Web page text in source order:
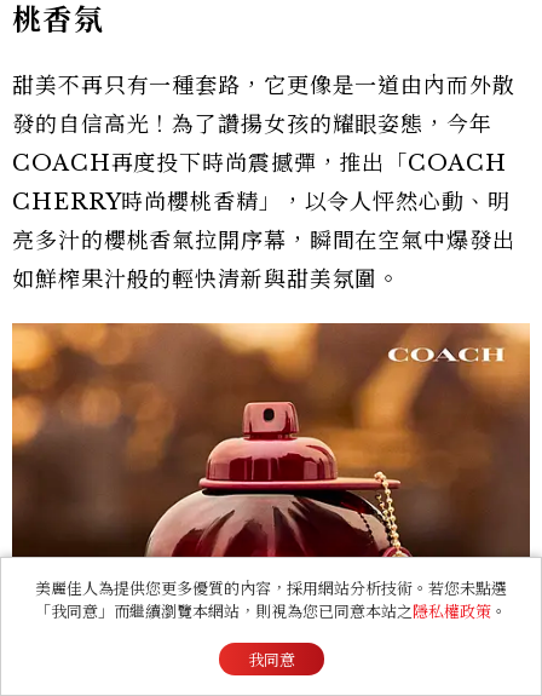
桃香氛
甜美不再只有一種套路，它更像是一道由內而外散
發的自信高光！為了讚揚女孩的耀眼姿態，今年
COACH再度投下時尚震撼彈，推出「COACH
CHERRY時尚櫻桃香精」，以令人怦然心動、明
亮多汁的櫻桃香氣拉開序幕，瞬間在空氣中爆發出
如鮮榨果汁般的輕快清新與甜美氛圍。
美麗佳人為提供您更多優質的內容，採用網站分析技術。若您未點選
「我同意」而繼續瀏覽本網站，則視為您已同意本站之隱私權政策 。
我同意